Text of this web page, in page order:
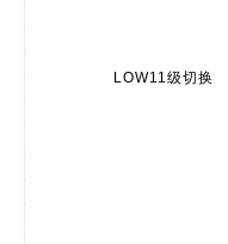
LOW11级切换